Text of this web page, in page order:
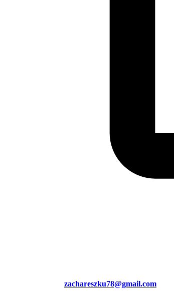
zachareszku78@gmail.com